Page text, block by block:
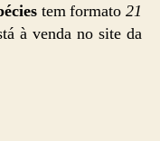
tem formato21
à venda no site da